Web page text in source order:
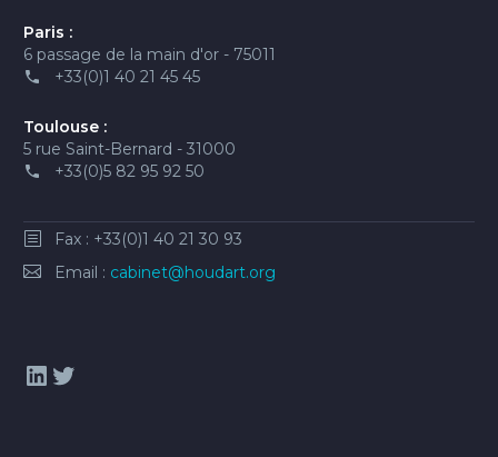
Paris :
6 passage de la main d'or - 75011
+33(0)1 40 21 45 45
Toulouse :
5 rue Saint-Bernard - 31000
+33(0)5 82 95 92 50
Fax : +33(0)1 40 21 30 93
Email : cabinet@houdart.org
LinkedIn
Twitter